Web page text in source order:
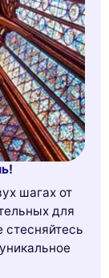
шагах от
для